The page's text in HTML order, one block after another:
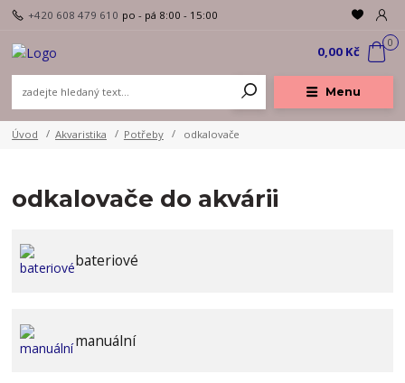
Menu
+420 608 479 610 po - pá 8:00 - 15:00
0
0,00 Kč
Úvod Akvaristika Potřeby odkalovače
odkalovače do akvárii
bateriové
manuální